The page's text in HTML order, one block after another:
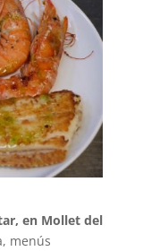
en Mollet del
menús